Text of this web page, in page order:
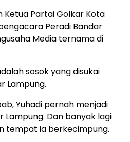
Ketua Partai Golkar Kota
Peradi Bandar
Media ternama di
sosok yang disukai
Lampung.
Yuhadi pernah menjadi
Lampung. Dan banyak lagi
tempat ia berkecimpung.